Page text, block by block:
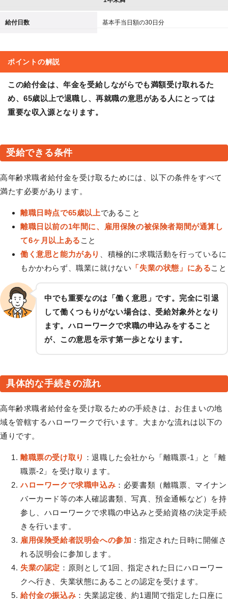
給付日数 基本手当日額の30日分
ポイントの解説
この給付金は、年金を受給しながらでも満額受け取れるた
め、65歳以上で退職し、再就職の意思がある人にとっては
重要な収入源となります。
受給できる条件
高年齢求職者給付金を受け取るためには、以下の条件をすべて
満たす必要があります。
離職日時点で65歳以上であること
離職日以前の1年間に、雇用保険の被保険者期間が通算し
て6ヶ月以上ある こと
働く意思と能力があり
、積極的に求職活動を行っているに
もかかわらず、職業に就けない 「失業の状態」にあること
中でも重要なのは「働く意思」です。完全に引退
して働くつもりがない場合は、受給対象外となり
ます。ハローワークで求職の申込みをすること
が、この意思を示す第一歩となります。
具体的な手続きの流れ
高年齢求職者給付金を受け取るための手続きは、お住まいの地
域を管轄するハローワークで行います。大まかな流れは以下の
通りです。
離職票の受け取り ：退職した会社から「離職票-1」と「離
職票-2」を受け取ります。
ハローワークで求職申込み ：必要書類（離職票、マイナン
バーカード等の本人確認書類、写真、預金通帳など）を持
参し、ハローワークで求職の申込みと受給資格の決定手続
きを行います。
雇用保険受給者説明会への参加 ：指定された日時に開催さ
れる説明会に参加します。
失業の認定 ：原則として1回、指定された日にハローワー
クへ行き、失業状態にあることの認定を受けます。
給付金の振込み ：失業認定後、約1週間で指定した口座に